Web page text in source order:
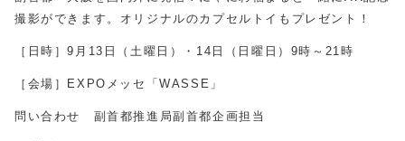
撮影ができます。オリジナルのカプセルトイもプレゼント！
［日時］9 月 13 日（土曜日）・ 14 日（日曜日） 9時～ 21 時
［会場］ EXPO メッセ「WASSE 」
問い合わせ 副首都推進局副首都企画担当